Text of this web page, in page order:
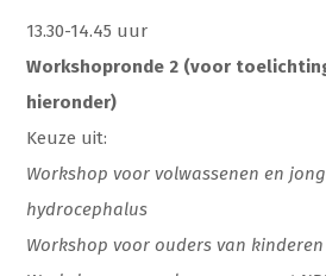
13.30-14.45 uur
Workshopronde 2 (voor
hieronder)
Keuze uit:
Workshop voor volwassenen en
hydrocephalus
Workshop voor ouders van